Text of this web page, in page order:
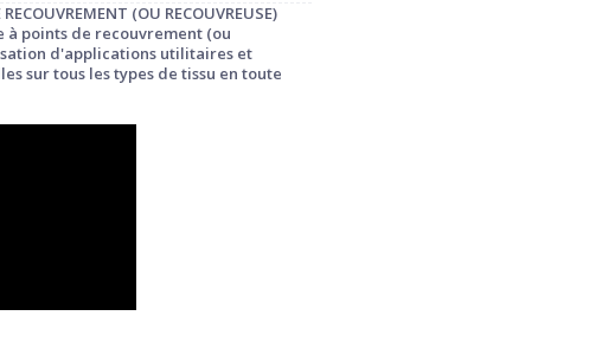
(OU RECOUVREUSE)
à points de recouvrement (ou
d'applications utilitaires et
sur tous les types de tissu en toute